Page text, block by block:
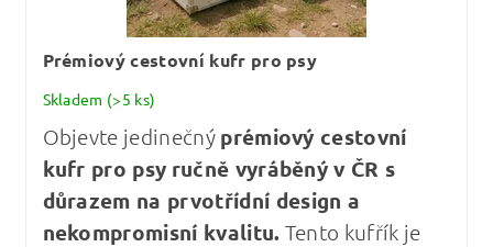
Prémiový cestovní kufr pro psy
Skladem (>5 ks)
Objevte jedinečný prémiový cestovní
kufr pro psy ručně vyráběný v ČR s
důrazem na prvotřídní design a
nekompromisní kvalitu. Tento kufřík je